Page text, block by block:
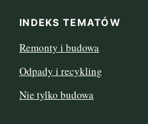
INDEKS TEMATÓW
Remonty i budowa
Odpady i recykling
Nie tylko budowa